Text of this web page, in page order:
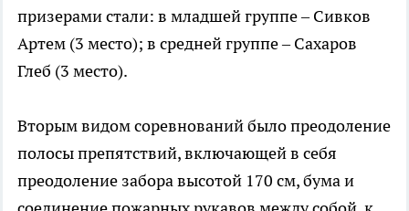
призерами стали: в младшей группе – Сивков
Артем (3 место); в средней группе – Сахаров
Глеб (3 место).
Вторым видом соревнований было преодоление
полосы препятствий, включающей в себя
преодоление забора высотой 170 см, бума и